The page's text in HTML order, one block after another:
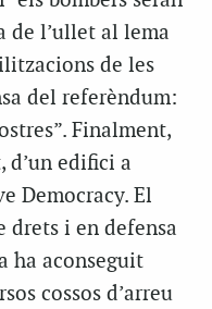
de l’ullet al lema
de les
del referèndum:
Finalment,
d’un edifici a
Democracy. El
drets i en defensa
ha aconseguit
cossos d’arreu